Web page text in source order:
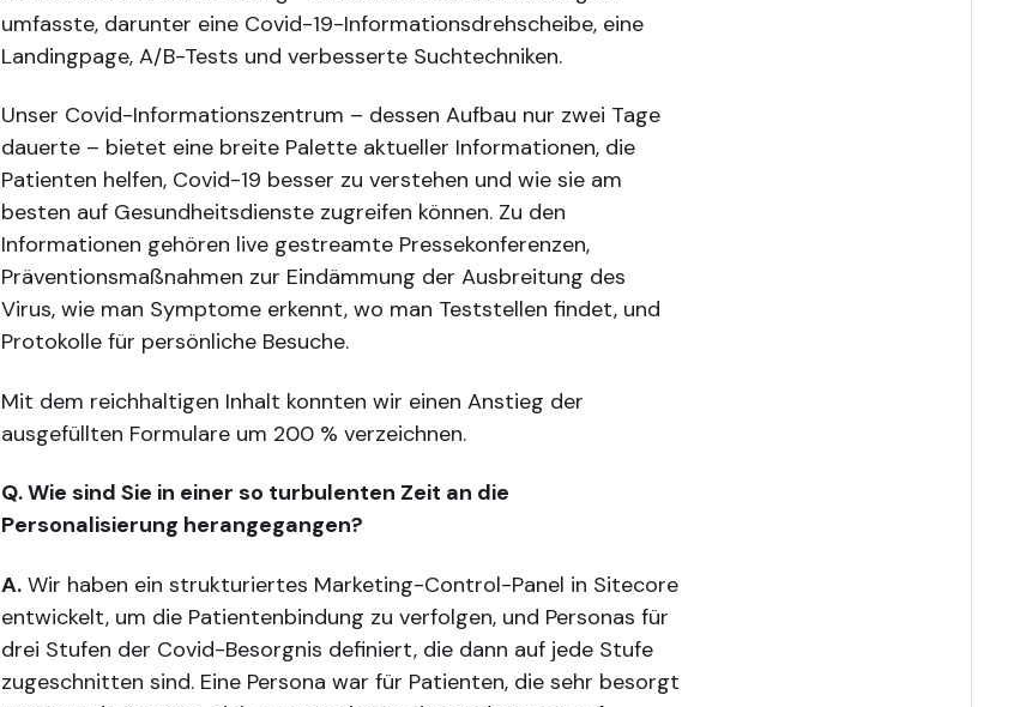
umfasste, darunter eine Covid-19-Informationsdrehscheibe, eine
Landingpage, A/B-Tests und verbesserte Suchtechniken.
Unser Covid-Informationszentrum – dessen Aufbau nur zwei Tage
dauerte – bietet eine breite Palette aktueller Informationen, die
Patienten helfen, Covid-19 besser zu verstehen und wie sie am
besten auf Gesundheitsdienste zugreifen können. Zu den
Informationen gehören live gestreamte Pressekonferenzen,
Präventionsmaßnahmen zur Eindämmung der Ausbreitung des
Virus, wie man Symptome erkennt, wo man Teststellen findet, und
Protokolle für persönliche Besuche.
Mit dem reichhaltigen Inhalt konnten wir einen Anstieg der
ausgefüllten Formulare um 200 % verzeichnen.
Q. Wie sind Sie in einer so turbulenten Zeit an die
Personalisierung herangegangen?
A. Wir haben ein strukturiertes Marketing-Control-Panel in Sitecore
entwickelt, um die Patientenbindung zu verfolgen, und Personas für
drei Stufen der Covid-Besorgnis definiert, die dann auf jede Stufe
zugeschnitten sind. Eine Persona war für Patienten, die sehr besorgt